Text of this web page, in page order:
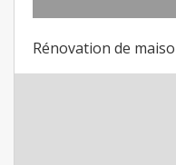
Rénovation de